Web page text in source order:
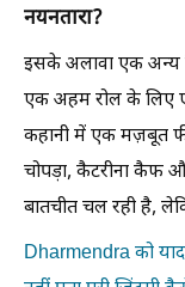
नयनतारा?
इसके अलावा एक अन्य
एक अहम रोल के लिए
कहानी में एक मज़बूत
चोपड़ा, कैटरीना कैफ
बातचीत चल रही है,
Dharmendra को